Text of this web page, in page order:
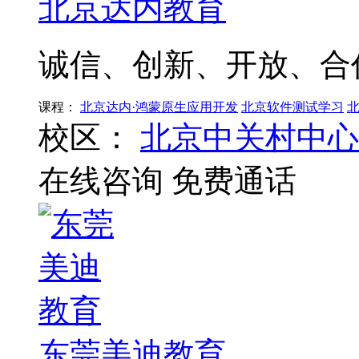
北京达内教育
诚信、创新、开放、合
课程： 北京达内·鸿蒙原生应用开发 北京软件测试学习
校区：
北京中关村中心
在线咨询 免费通话